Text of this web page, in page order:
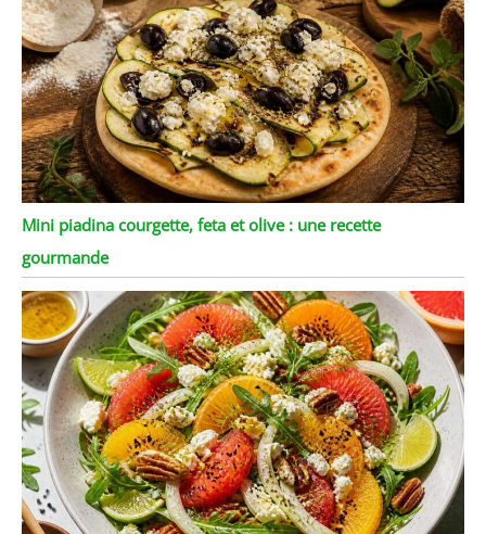
Mini piadina courgette, feta et olive : une recette
gourmande